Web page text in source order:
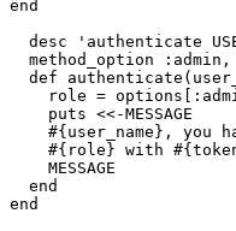
end
desc 'authenticate
method_option
def
role =
    puts <<-MESSAGE
#{user_name}, you
#{role} with
    MESSAGE
  end